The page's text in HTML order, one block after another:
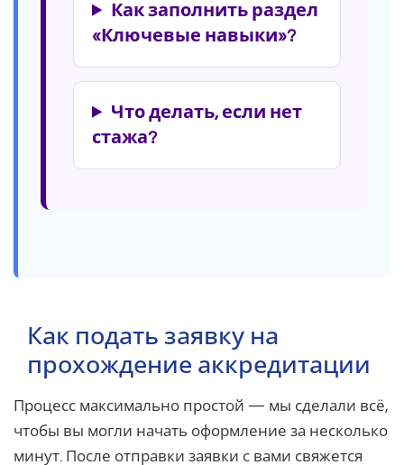
Как заполнить раздел
«Ключевые навыки»?
Что делать, если нет
стажа?
Как подать заявку на
прохождение аккредитации
Процесс максимально простой — мы сделали всё,
чтобы вы могли начать оформление за несколько
минут. После отправки заявки с вами свяжется